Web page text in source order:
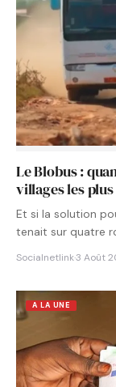
Le Blobus :
villages les
Et si la solution
tenait sur quatre
Socialnetlink·3 Août
A LA UNE